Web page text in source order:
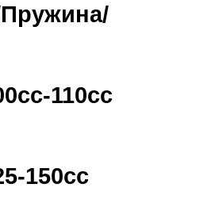
110сс
150сс